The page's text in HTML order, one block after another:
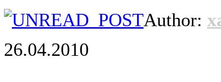
Author:
26.04.2010